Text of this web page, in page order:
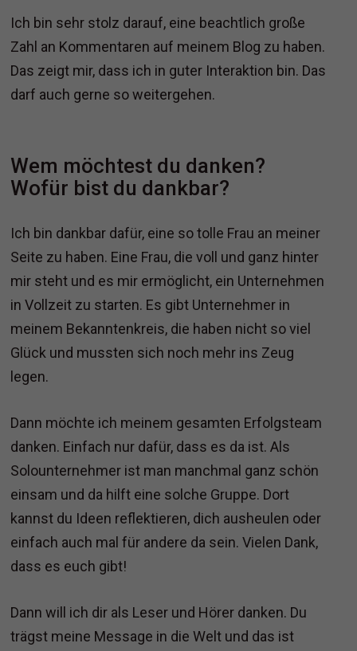
Ich bin sehr stolz darauf, eine beachtlich große
Zahl an Kommentaren auf meinem Blog zu haben.
Das zeigt mir, dass ich in guter Interaktion bin. Das
darf auch gerne so weitergehen.
Wem möchtest du danken?
Wofür bist du dankbar?
Ich bin dankbar dafür, eine so tolle Frau an meiner
Seite zu haben. Eine Frau, die voll und ganz hinter
mir steht und es mir ermöglicht, ein Unternehmen
in Vollzeit zu starten. Es gibt Unternehmer in
meinem Bekanntenkreis, die haben nicht so viel
Glück und mussten sich noch mehr ins Zeug
legen.
Dann möchte ich meinem gesamten Erfolgsteam
danken. Einfach nur dafür, dass es da ist. Als
Solounternehmer ist man manchmal ganz schön
einsam und da hilft eine solche Gruppe. Dort
kannst du Ideen reflektieren, dich ausheulen oder
einfach auch mal für andere da sein. Vielen Dank,
dass es euch gibt!
Dann will ich dir als Leser und Hörer danken. Du
trägst meine Message in die Welt und das ist